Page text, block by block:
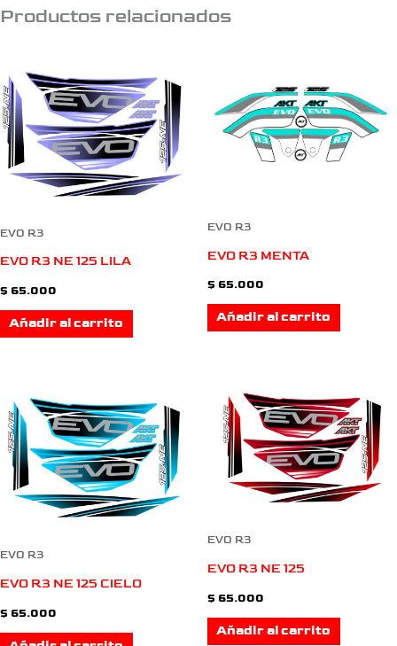
Productos relacionados
EVO R3
EVO R3 NE 125 LILA
$ 65.000
Añadir al carrito
EVO R3
EVO R3 MENTA
$ 65.000
Añadir al carrito
EVO R3
EVO R3 NE 125 CIELO
$ 65.000
EVO R3
EVO R3 NE 125
$ 65.000
Añadir al carrito